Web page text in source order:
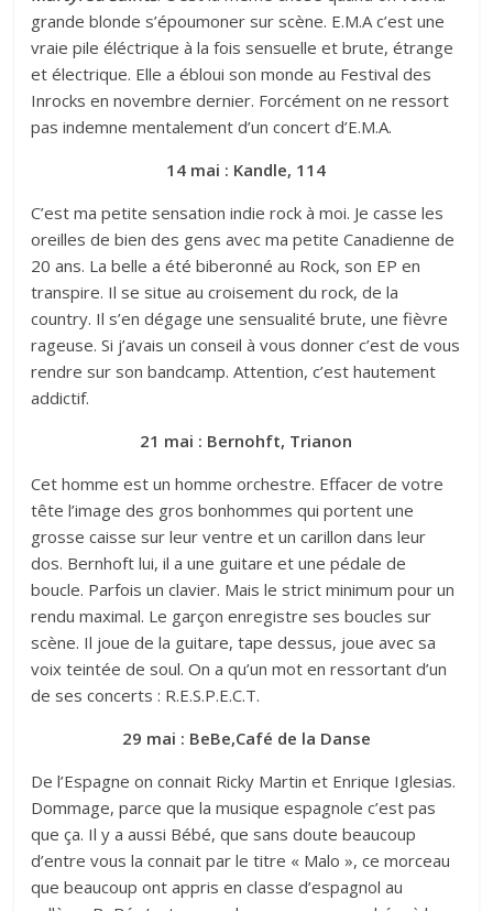
grande blonde s’époumoner sur scène. E.M.A c’est une
vraie pile éléctrique à la fois sensuelle et brute, étrange
et électrique. Elle a ébloui son monde au Festival des
Inrocks en novembre dernier. Forcément on ne ressort
pas indemne mentalement d’un concert d’E.M.A.
14 mai : Kandle, 114
C’est ma petite sensation indie rock à moi. Je casse les
oreilles de bien des gens avec ma petite Canadienne de
20 ans. La belle a été biberonné au Rock, son EP en
transpire. Il se situe au croisement du rock, de la
country. Il s’en dégage une sensualité brute, une fièvre
rageuse. Si j’avais un conseil à vous donner c’est de vous
rendre sur son bandcamp. Attention, c’est hautement
addictif.
21 mai : Bernohft, Trianon
Cet homme est un homme orchestre. Effacer de votre
tête l’image des gros bonhommes qui portent une
grosse caisse sur leur ventre et un carillon dans leur
dos. Bernhoft lui, il a une guitare et une pédale de
boucle. Parfois un clavier. Mais le strict minimum pour un
rendu maximal. Le garçon enregistre ses boucles sur
scène. Il joue de la guitare, tape dessus, joue avec sa
voix teintée de soul. On a qu’un mot en ressortant d’un
de ses concerts : R.E.S.P.E.C.T.
29 mai : BeBe,Café de la Danse
De l’Espagne on connait Ricky Martin et Enrique Iglesias.
Dommage, parce que la musique espagnole c’est pas
que ça. Il y a aussi Bébé, que sans doute beaucoup
d’entre vous la connait par le titre « Malo », ce morceau
que beaucoup ont appris en classe d’espagnol au